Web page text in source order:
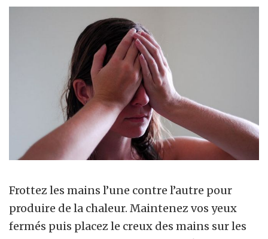
Frottez les mains l’une contre l’autre pour
produire de la chaleur. Maintenez vos yeux
fermés puis placez le creux des mains sur les